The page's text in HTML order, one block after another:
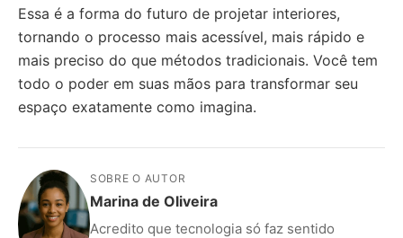
Essa é a forma do futuro de projetar interiores,
tornando o processo mais acessível, mais rápido e
mais preciso do que métodos tradicionais. Você tem
todo o poder em suas mãos para transformar seu
espaço exatamente como imagina.
SOBRE O AUTOR
Marina de Oliveira
Acredito que tecnologia só faz sentido